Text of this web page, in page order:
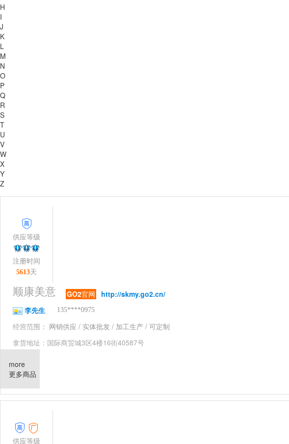
H
I
J
K
L
M
N
O
P
Q
R
S
T
U
V
W
X
Y
Z
供应等级
注册时间
5613天
顺康美意 GO2官网
http://skmy.go2.cn/
李先生
135****0975
经营范围： 网销供应 / 实体批发 / 加工生产 / 可定制
拿货地址：国际商贸城3区4楼16街40587号
more
更多商品
高级认证 一件起批 支持代发拿货 自有工厂 线下实体拿货
款产品
供应等级